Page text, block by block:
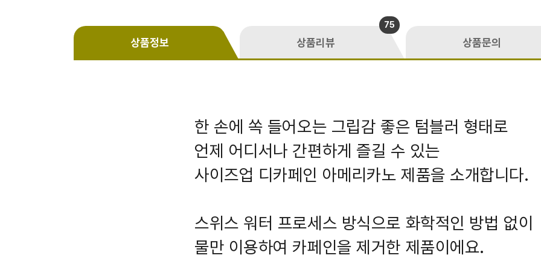
상품정보 상품리뷰
75
상품문의
한 손에 쏙 들어오는 그립감 좋은 텀블러 형태로
언제 어디서나 간편하게 즐길 수 있는
사이즈업 디카페인 아메리카노 제품을 소개합니다.
스위스 워터 프로세스 방식으로 화학적인 방법 없이
물만 이용하여 카페인을 제거한 제품이에요.